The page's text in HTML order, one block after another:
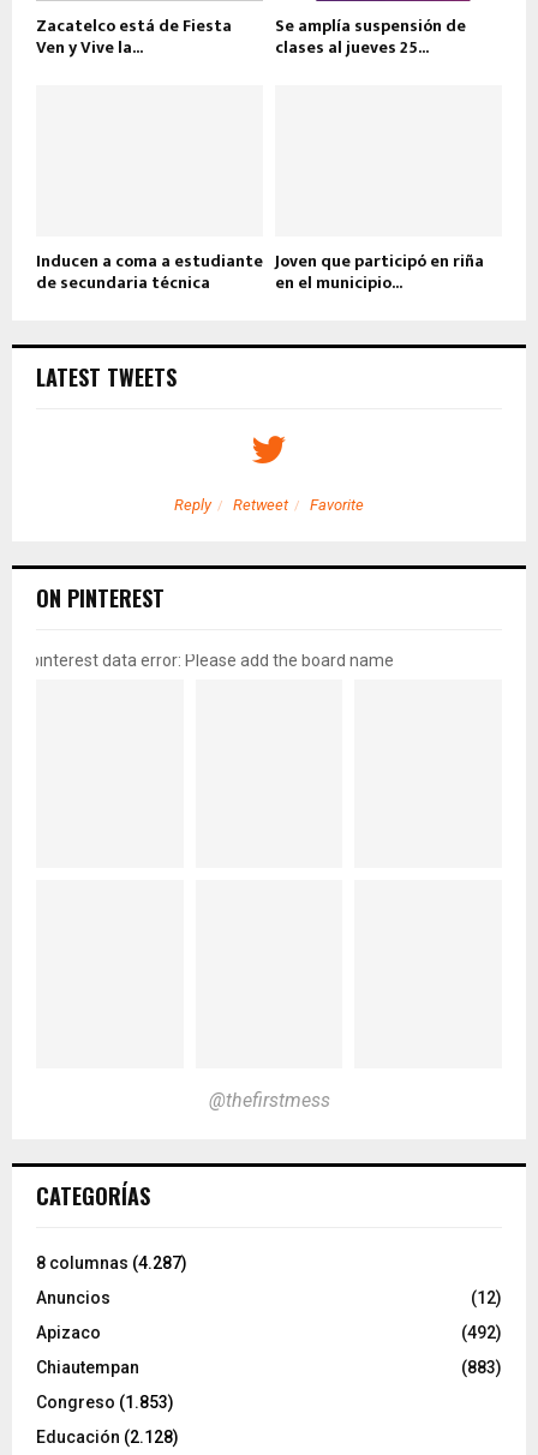
Zacatelco está de Fiesta
Ven y Vive la...
Se amplía suspensión de
clases al jueves 25...
Inducen a coma a estudiante
de secundaria técnica
Joven que participó en riña
en el municipio...
LATEST TWEETS
Reply Retweet Favorite
ON PINTEREST
pinterest data error: Please add the board name
@thefirstmess
CATEGORÍAS
8 columnas (4.287)
Anuncios
(12)
Apizaco
(492)
Chiautempan
(883)
Congreso (1.853)
Educación (2.128)